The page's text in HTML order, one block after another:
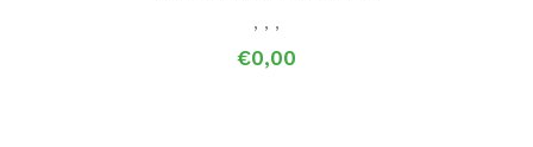
, , ,
€0,00